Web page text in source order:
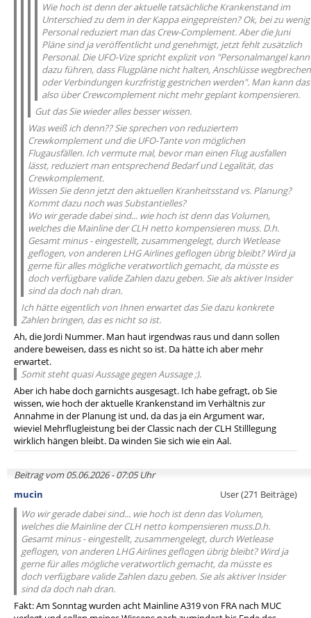
Wie hoch ist denn der aktuelle tatsächliche Krankenstand im
Unterschied zu dem in der Kappa eingepreisten? Ok, bei zu wenig
Personal reduziert man das Crew-Complement. Aber die Juni
Pläne sind ja veröffentlicht und genehmigt, jetzt fehlt zusätzlich
Personal. Die UFO-Vize spricht explizit von "Personalmangel kann
dazu führen, dass Flugpläne nicht halten, Anschlüsse wegbrechen
oder Verbindungen kurzfristig gestrichen werden". Man kann das
also über Crewcomplement nicht mehr geplant kompensieren.
Gut das Sie wieder alles besser wissen.
Was weiß ich denn?? Sie sprechen von reduziertem
Crewkomplement und die UFO-Tante von möglichen
Flugausfällen. Ich vermute mal, bevor man einen Flug ausfallen
lässt, reduziert man entsprechend Bedarf und Legalität, das
Crewkomplement.
Wissen Sie denn jetzt den aktuellen Kranheitsstand vs. Planung?
Kommt dazu noch was Substantielles?
Wo wir gerade dabei sind... wie hoch ist denn das Volumen,
welches die Mainline der CLH netto kompensieren muss. D.h.
Gesamt minus - eingestellt, zusammengelegt, durch Wetlease
geflogen, von anderen LHG Airlines geflogen übrig bleibt? Wird ja
gerne für alles mögliche veratwortlich gemacht, da müsste es
doch verfügbare valide Zahlen dazu geben. Sie als aktiver Insider
sind da doch nah dran.
Ich hätte eigentlich von Ihnen erwartet das Sie dazu konkrete
Zahlen bringen, das es nicht so ist.
Ah, die Jordi Nummer. Man haut irgendwas raus und dann sollen
andere beweisen, dass es nicht so ist. Da hätte ich aber mehr
erwartet.
Somit steht quasi Aussage gegen Aussage ;).
Aber ich habe doch garnichts ausgesagt. Ich habe gefragt, ob Sie
wissen, wie hoch der aktuelle Krankenstand im Verhältnis zur
Annahme in der Planung ist und, da das ja ein Argument war,
wieviel Mehrflugleistung bei der Classic nach der CLH Stilllegung
wirklich hängen bleibt. Da winden Sie sich wie ein Aal.
Beitrag vom 05.06.2026 - 07:05 Uhr
mucin
User (271 Beiträge)
Wo wir gerade dabei sind... wie hoch ist denn das Volumen,
welches die Mainline der CLH netto kompensieren muss.D.h.
Gesamt minus - eingestellt, zusammengelegt, durch Wetlease
geflogen, von anderen LHG Airlines geflogen übrig bleibt? Wird ja
gerne für alles mögliche veratwortlich gemacht, da müsste es
doch verfügbare valide Zahlen dazu geben. Sie als aktiver Insider
sind da doch nah dran.
Fakt: Am Sonntag wurden acht Mainline A319 von FRA nach MUC